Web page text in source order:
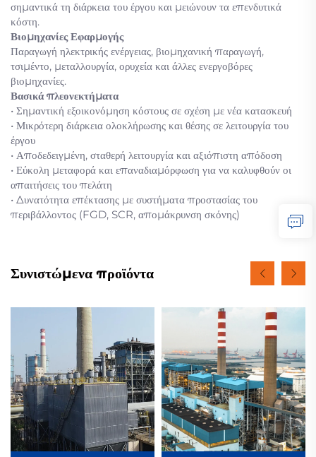
σημαντικά τη διάρκεια του έργου και μειώνουν τα επενδυτικά
κόστη.
Βιομηχανίες Εφαρμογής
Παραγωγή ηλεκτρικής ενέργειας, βιομηχανική παραγωγή,
τσιμέντο, μεταλλουργία, ορυχεία και άλλες ενεργοβόρες
βιομηχανίες.
Βασικά πλεονεκτήματα
• Σημαντική εξοικονόμηση κόστους σε σχέση με νέα κατασκευή
• Μικρότερη διάρκεια ολοκλήρωσης και θέσης σε λειτουργία του
έργου
• Αποδεδειγμένη, σταθερή λειτουργία και αξιόπιστη απόδοση
• Εύκολη μεταφορά και επαναδιαμόρφωση για να καλυφθούν οι
απαιτήσεις του πελάτη
• Δυνατότητα επέκτασης με συστήματα προστασίας του
περιβάλλοντος (FGD, SCR, απομάκρυνση σκόνης)
Συνιστώμενα προϊόντα